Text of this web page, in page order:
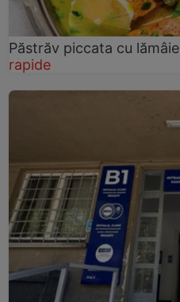
Păstrăv piccata cu
rapide